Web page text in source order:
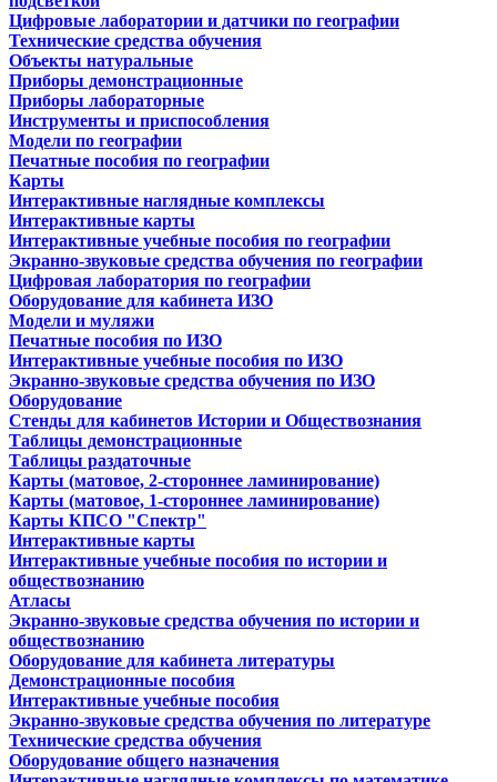
Цифровые лаборатории и датчики по географии
Технические средства обучения
Объекты натуральные
Приборы демонстрационные
Приборы лабораторные
Инструменты и приспособления
Модели по географии
Печатные пособия по географии
Карты
Интерактивные наглядные комплексы
Интерактивные карты
Интерактивные учебные пособия по географии
Экранно-звуковые средства обучения по географии
Цифровая лаборатория по географии
Оборудование для кабинета ИЗО
Модели и муляжи
Печатные пособия по ИЗО
Интерактивные учебные пособия по ИЗО
Экранно-звуковые средства обучения по ИЗО
Оборудование
Стенды для кабинетов Истории и Обществознания
Таблицы демонстрационные
Таблицы раздаточные
Карты (матовое, 2-стороннее ламинирование)
Карты (матовое, 1-стороннее ламинирование)
Карты КПСО "Спектр"
Интерактивные карты
Интерактивные учебные пособия по истории и
обществознанию
Атласы
Экранно-звуковые средства обучения по истории и
обществознанию
Оборудование для кабинета литературы
Демонстрационные пособия
Интерактивные учебные пособия
Экранно-звуковые средства обучения по литературе
Технические средства обучения
Оборудование общего назначения